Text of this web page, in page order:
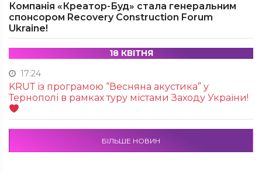
Компанія «Креатор-Буд» стала генеральним
спонсором Recovery Construction Forum
Ukraine!
18 КВІТНЯ
17:24
KRUТ із програмою “Весняна акустика” у
Тернополі в рамках туру містами Заходу України!
БІЛЬШЕ НОВИН